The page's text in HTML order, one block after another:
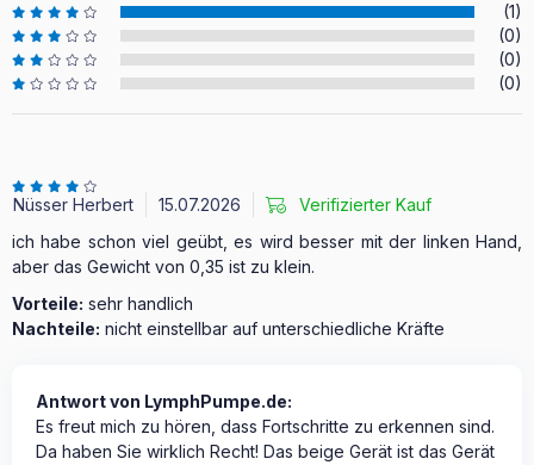
(1)
(0)
(0)
(0)
Nüsser Herbert 15.07.2026
Verifizierter Kauf
ich habe schon viel geübt, es wird besser mit der linken Hand,
aber das Gewicht von 0,35 ist zu klein.
Vorteile: sehr handlich
Nachteile: nicht einstellbar auf unterschiedliche Kräfte
Antwort von LymphPumpe.de:
Es freut mich zu hören, dass Fortschritte zu erkennen sind.
Da haben Sie wirklich Recht! Das beige Gerät ist das Gerät